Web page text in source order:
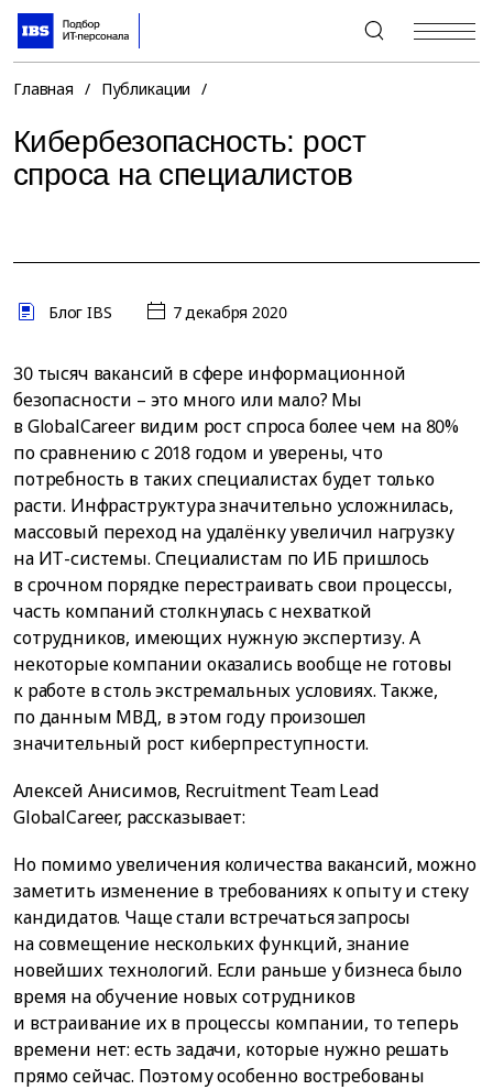
+7 (495) 967-80-80
Главная / Публикации /
Кибербезопасность: рост
спроса на специалистов
Блог IBS 7 декабря 2020
30 тысяч вакансий в сфере информационной
безопасности – это много или мало? Мы
в GlobalCareer видим рост спроса более чем на 80%
по сравнению с 2018 годом и уверены, что
потребность в таких специалистах будет только
расти. Инфраструктура значительно усложнилась,
массовый переход на удалёнку увеличил нагрузку
на ИТ-системы. Специалистам по ИБ пришлось
в срочном порядке перестраивать свои процессы,
часть компаний столкнулась с нехваткой
сотрудников, имеющих нужную экспертизу. А
некоторые компании оказались вообще не готовы
к работе в столь экстремальных условиях. Также,
по данным МВД, в этом году произошел
значительный рост киберпреступности.
Алексей Анисимов, Recruitment Team Lead
GlobalCareer, рассказывает:
Но помимо увеличения количества вакансий, можно
заметить изменение в требованиях к опыту и стеку
кандидатов. Чаще стали встречаться запросы
на совмещение нескольких функций, знание
новейших технологий. Если раньше у бизнеса было
время на обучение новых сотрудников
и встраивание их в процессы компании, то теперь
времени нет: есть задачи, которые нужно решать
прямо сейчас. Поэтому особенно востребованы